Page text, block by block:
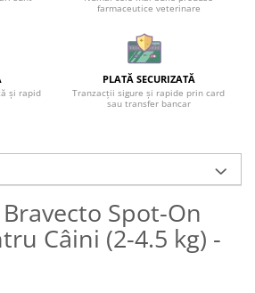
farmaceutice veterinare
și rapid
PLATĂ SECURIZATĂ
Tranzacții sigure și rapide prin card
sau transfer bancar
Spot-On
Câini (2-4.5 kg) -